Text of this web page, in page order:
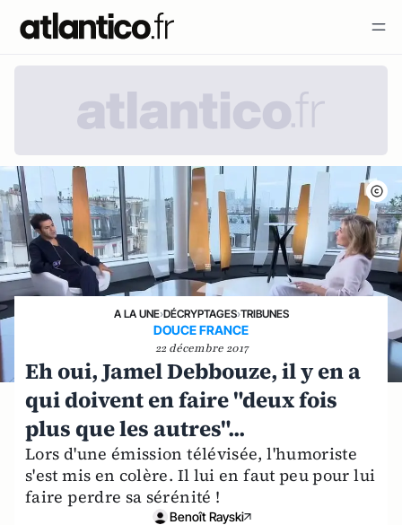
A LA UNE›DÉCRYPTAGES›TRIBUNES
DOUCE FRANCE
22 décembre 2017
Eh oui, Jamel Debbouze, il y en a
qui doivent en faire "deux fois
plus que les autres"...
Lors d'une émission télévisée, l'humoriste
s'est mis en colère. Il lui en faut peu pour lui
faire perdre sa sérénité !
Benoît Rayski